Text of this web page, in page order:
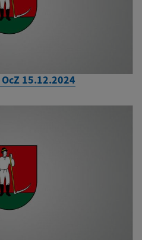
15.12.2024